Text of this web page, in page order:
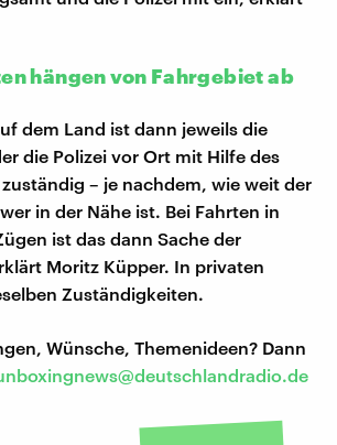
hängen von Fahrgebiet ab
dem Land ist dann jeweils die
die Polizei vor Ort mit Hilfe des
– je nachdem, wie weit der
in der Nähe ist. Bei Fahrten in
ist das dann Sache der
Moritz Küpper. In privaten
Zuständigkeiten.
Wünsche, Themenideen? Dann